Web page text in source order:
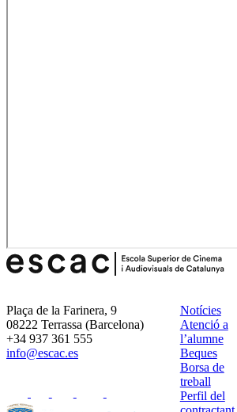
Plaça de la Farinera, 9
08222 Terrassa (Barcelona)
+34 937 361 555
info@escac.es
Notícies
Atenció a
l’alumne
Beques
Borsa de
treball
Perfil del